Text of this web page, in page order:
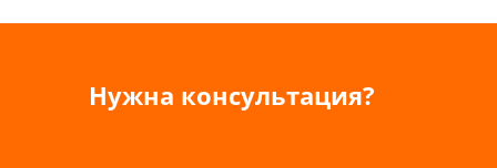
Нужна консультация?